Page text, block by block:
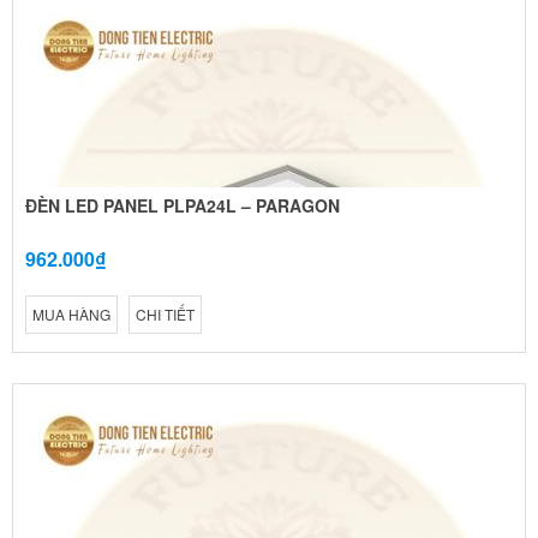
ĐÈN LED PANEL PLPA24L – PARAGON
962.000₫
MUA HÀNG CHI TIẾT